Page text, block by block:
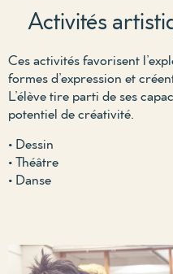
Activités
Ces activités favorisent
formes d’expression et
L’élève tire parti de ses
potentiel de créativité.
• Dessin
• Théâtre
• Danse